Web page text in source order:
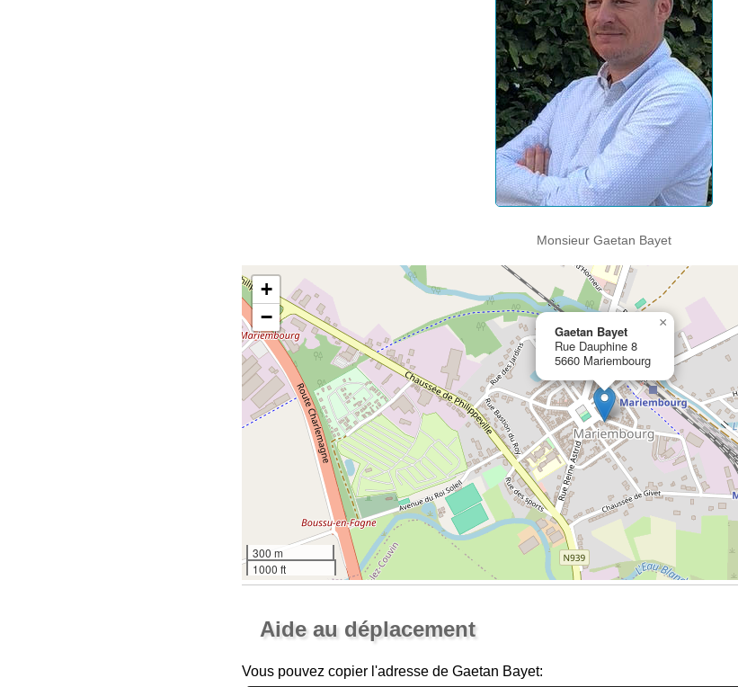
Monsieur Gaetan Bayet
Gaetan Bayet
Rue Dauphine 8
5660 Mariembourg
×
+
−
300 m
1000 ft
Aide au déplacement
Vous pouvez copier l'adresse de Gaetan Bayet: